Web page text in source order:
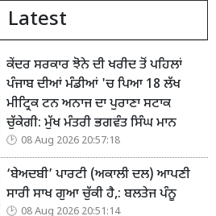
Latest
ਕੇਂਦਰ ਸਰਕਾਰ ਝੋਨੇ ਦੀ ਖਰੀਦ ਤੋਂ ਪਹਿਲਾਂ
ਪੰਜਾਬ ਦੀਆਂ ਮੰਡੀਆਂ 'ਚ ਪਿਆ 18 ਲੱਖ
ਮੀਟ੍ਰਿਕ ਟਨ ਅਨਾਜ ਦਾ ਪੁਰਾਣਾ ਸਟਾਕ
ਚੁੱਕੇਗੀ: ਮੁੱਖ ਮੰਤਰੀ ਭਗਵੰਤ ਸਿੰਘ ਮਾਨ
08 Aug 2026 20:57:18
‘ਬੇਅਦਬੀ’ ਪਾਰਟੀ (ਅਕਾਲੀ ਦਲ) ਆਪਣੀ
ਸਾਰੀ ਸਾਖ ਗੁਆ ਚੁੱਕੀ ਹੈ,: ਬਲਤੇਜ ਪੰਨੂ
08 Aug 2026 20:51:14